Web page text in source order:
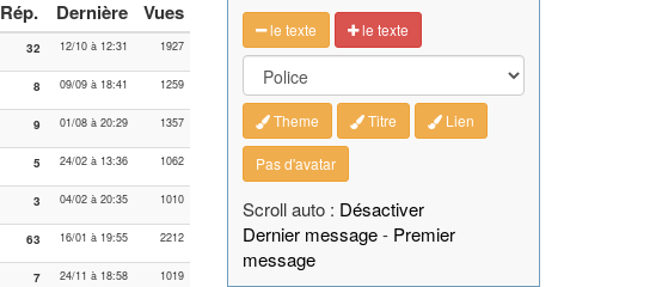
Rép. Dernière Vues
32 12/10 à 12:31 1927
8 09/09 à 18:41 1259
9 01/08 à 20:29 1357
5 24/02 à 13:36 1062
3 04/02 à 20:35 1010
63 16/01 à 19:55 2212
7 24/11 à 18:58 1019
le texte le texte
Theme Titre Lien
Pas d'avatar
Scroll auto : Désactiver
Dernier message- Premier
message